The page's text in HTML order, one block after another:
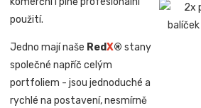
použití.
Jedno mají naše RedX® stany
společné napříč celým
portfoliem - jsou jednoduché a
rychlé na postavení, nesmírně